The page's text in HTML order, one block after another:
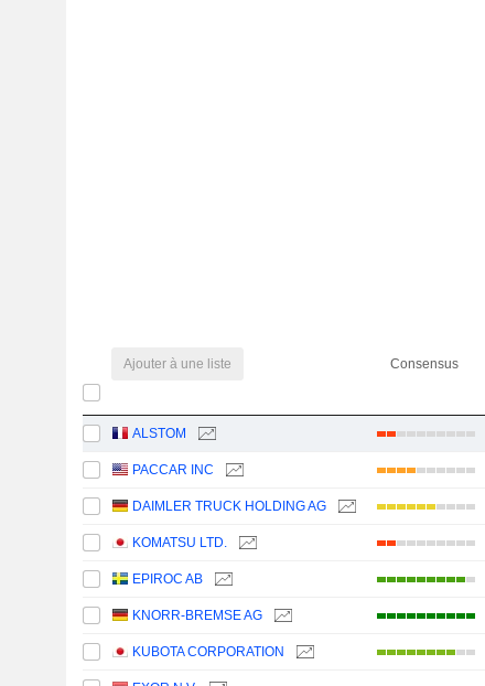
Ajouter à une liste Consensus
ALSTOM
PACCAR INC
DAIMLER TRUCK HOLDING AG
KOMATSU LTD.
EPIROC AB
KNORR-BREMSE AG
KUBOTA CORPORATION